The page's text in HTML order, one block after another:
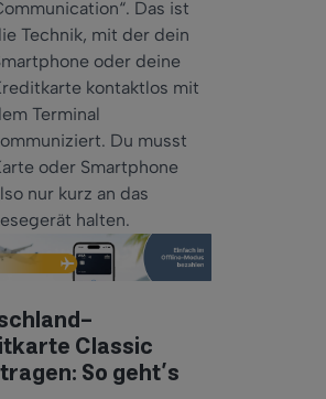
Das ist
Technik, mit der dein
oder deine
kontaktlos mit
Terminal
Du musst
oder Smartphone
nur kurz an das
halten.
Classic
So geht’s